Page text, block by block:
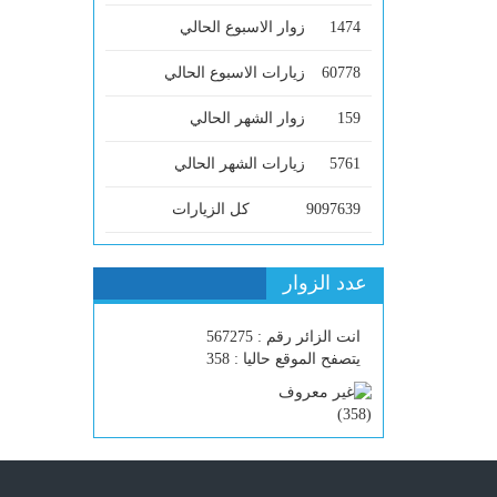
1474 زوار الاسبوع الحالي
60778 زيارات الاسبوع الحالي
159 زوار الشهر الحالي
5761 زيارات الشهر الحالي
9097639 كل الزيارات
عدد الزوار
انت الزائر رقم : 567275
يتصفح الموقع حاليا : 358
(
358
)